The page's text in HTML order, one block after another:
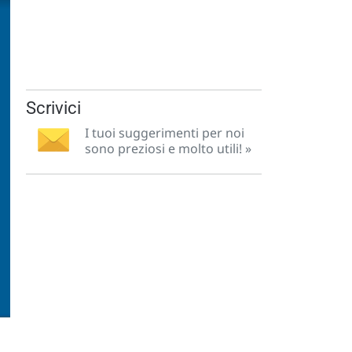
Scrivici
I tuoi suggerimenti per noi
sono preziosi e molto utili! »